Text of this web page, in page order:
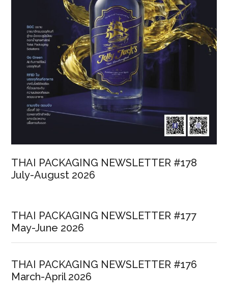
รวม
โซลูชัน
การ
ผลิต
ชั้น
นำ
ระดับ
โลก
ยก
THAI PACKAGING NEWSLETTER #178
July-August 2026
THAI PACKAGING NEWSLETTER #177
May-June 2026
THAI PACKAGING NEWSLETTER #176
March-April 2026